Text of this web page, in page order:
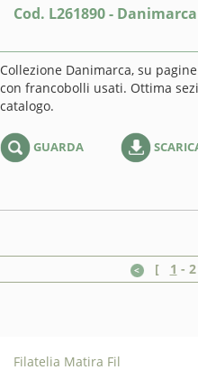
Cod. L261890 - Danimarca
Collezione Danimarca, su
con francobolli usati. Ottima
catalogo.
GUARDA
[ 1 - 2
Filatelia Matira Fil